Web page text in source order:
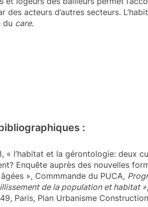
des acteurs d’autres secteurs.
du care.
:
« l’habitat et la gérontologie: deux
Enquête auprès des nouvelles
», Commmande du PUCA,
de la population et habitat »
Paris, Plan Urbanisme